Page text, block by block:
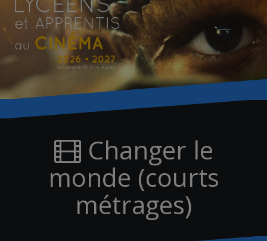
Changer le
monde (courts
métrages)